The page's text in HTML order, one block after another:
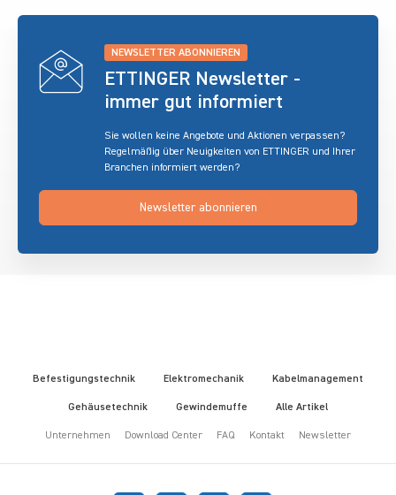
NEWSLETTER ABONNIEREN
ETTINGER Newsletter -
immer gut informiert
Sie wollen keine Angebote und Aktionen verpassen?
Regelmäßig über Neuigkeiten von ETTINGER und Ihrer
Branchen informiert werden?
Newsletter abonnieren
Befestigungstechnik Elektromechanik Kabelmanagement
Gehäusetechnik Gewindemuffe Alle Artikel
Unternehmen Download Center FAQ Kontakt Newsletter